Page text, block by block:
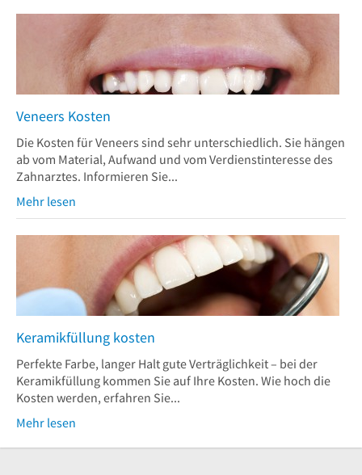
Veneers Kosten
Die Kosten für Veneers sind sehr unterschiedlich. Sie hängen
ab vom Material, Aufwand und vom Verdienstinteresse des
Zahnarztes. Informieren Sie...
Mehr lesen
Keramikfüllung kosten
Perfekte Farbe, langer Halt gute Verträglichkeit – bei der
Keramikfüllung kommen Sie auf Ihre Kosten. Wie hoch die
Kosten werden, erfahren Sie...
Mehr lesen